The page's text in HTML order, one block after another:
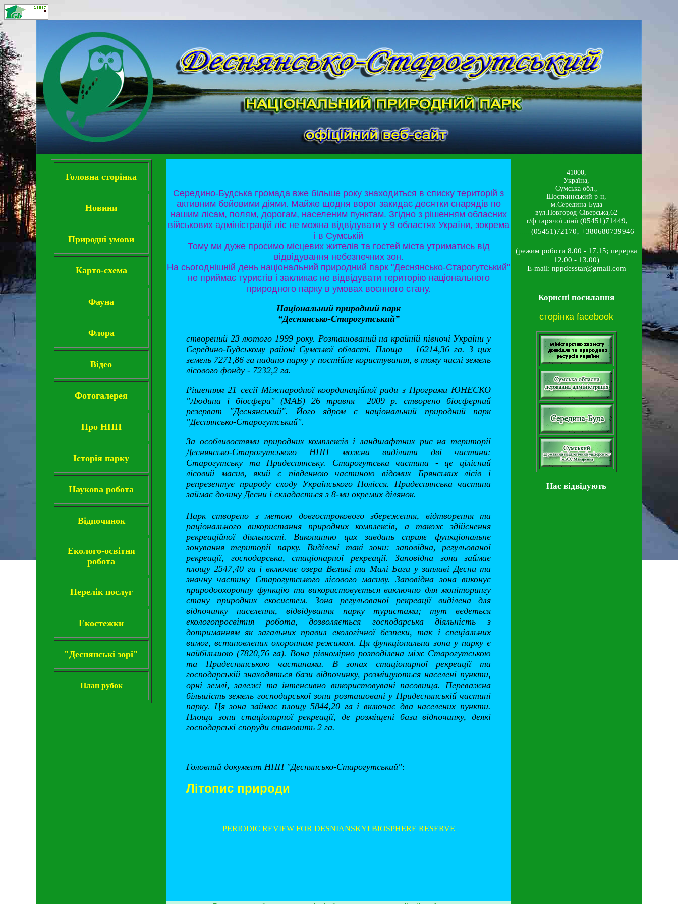
Головна сторінка
Новини
Природні умови
Карто-схема
Фауна
Флора
Відео
Фотогалерея
Про НПП
Історія парку
Наукова робота
Відпочинок
Еколого-освітня
робота
Перелік послуг
Екостежки
"Деснянські зорі"
План рубок
Середино-Будська громада вже більше року знаходиться в списку територій з
активним бойовими діями. Майже щодня ворог закидає десятки снарядів по
нашим лісам, полям, дорогам, населеним пунктам. Згідно з рішенням обласних
військових адміністрацій ліс не можна відвідувати у 9 областях України, зокрема
і в Сумській
Тому ми дуже просимо місцевих жителів та гостей міста утриматись від
відвідування небезпечних зон.
На сьогоднішній день національний природний парк "Деснянсько-Старогутський"
не приймає туристів і закликає не відвідувати територію національного
природного парку в умовах воєнного стану.
Національний природний парк
“Деснянсько-Старогутський”
створений 23 лютого 1999 року. Розташований на крайній півночі України у
Середино-Будському районі Сумської області. Площа – 16214,36 га. З цих
земель 7271,86 га надано парку у постійне користування, в тому числі земель
лісового фонду - 7232,2 га.
Рішенням 21 сесії Міжнародної координаційної ради з Програми ЮНЕСКО
"Людина і біосфера" (МАБ) 26 травня 2009 р. створено біосферний
резерват "Деснянський". Його ядром є національний природний парк
"Деснянсько-Старогутський".
За особливостями природних комплексів і ландшафтних рис на території
Деснянсько-Старогутського НПП можна виділити дві частини:
Старогутську та Придеснянську. Старогутська частина - це цілісний
лісовий масив, який є південною частиною відомих Брянських лісів і
репрезентує природу сходу Українського Полісся. Придеснянська частина
займає долину Десни і складається з 8-ми окремих ділянок.
Парк створено з метою довгострокового збереження, відтворення та
раціонального використання природних комплексів, а також здійснення
рекреаційної діяльності. Виконанню цих завдань сприяє функціональне
зонування території парку. Виділені такі зони: заповідна, регульованої
рекреації, господарська, стаціонарної рекреації. Заповідна зона займає
площу 2547,40 га і включає озера Великі та Малі Баги у заплаві Десни та
значну частину Старогутського лісового масиву. Заповідна зона виконує
природоохоронну функцію та використовується виключно для моніторингу
стану природних екосистем. Зона регульованої рекреації виділена для
відпочинку населення, відвідування парку туристами; тут ведеться
екологопросвітня робота, дозволяється господарська діяльність з
дотриманням як загальних правил екологічної безпеки, так і спеціальних
вимог, встановлених охоронним режимом. Ця функціональна зона у парку є
найбільшою (7820,76 га). Вона рівномірно розподілена між Старогутською
та Придеснянською частинами. В зонах стаціонарної рекреації та
господарській знаходяться бази відпочинку, розміщуються населені пункти,
орні землі, залежі та інтенсивно використовувані пасовища. Переважна
більшість земель господарської зони розташовані у Придеснянській частині
парку. Ця зона займає площу 5844,20 га і включає два населених пункти.
Площа зони стаціонарної рекреації, де розміщені бази відпочинку, деякі
господарські споруди становить 2 га.
Головний документ НПП "Деснянсько-Старогутський":
Літопис природи
PERIODIC REVIEW FOR DESNIANSKYI BIOSPHERE RESERVE
41000,
Україна,
Сумська обл.,
Шосткинський р-н,
м.Середина-Буда
вул.Новгород-Сіверська,62
т/ф гарячої лінії (05451)71449,
(05451)72170, +380680739946
(режим роботи 8.00 - 17.15; перерва
12.00 - 13.00)
E-mail: nppdesstar@gmail.com
Корисні посилання
сторінка facebook
Нас відвідують